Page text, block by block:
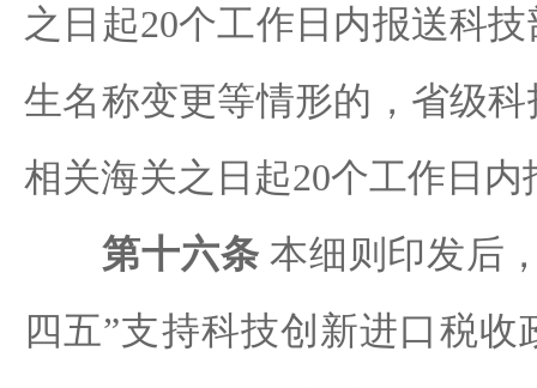
之日起20个工作日内报送科
生名称变更等情形的，省级
相关海关之日起20个工作日
第十六条 本细则印发后
四五”支持科技创新进口税